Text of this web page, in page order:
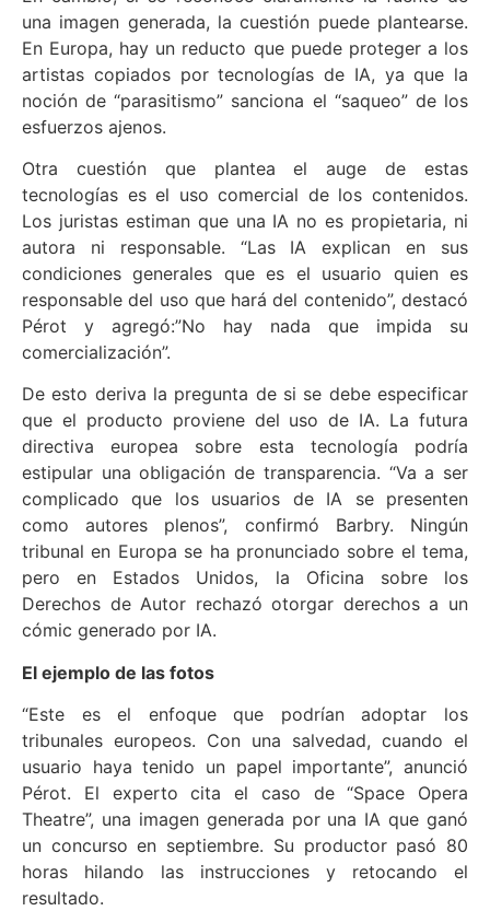
una imagen generada, la cuestión puede plantearse.
En Europa, hay un reducto que puede proteger a los
artistas copiados por tecnologías de IA, ya que la
noción de “parasitismo” sanciona el “saqueo” de los
esfuerzos ajenos.
Otra cuestión que plantea el auge de estas
tecnologías es el uso comercial de los contenidos.
Los juristas estiman que una IA no es propietaria, ni
autora ni responsable. “Las IA explican en sus
condiciones generales que es el usuario quien es
responsable del uso que hará del contenido”, destacó
Pérot y agregó:”No hay nada que impida su
comercialización”.
De esto deriva la pregunta de si se debe especificar
que el producto proviene del uso de IA. La futura
directiva europea sobre esta tecnología podría
estipular una obligación de transparencia. “Va a ser
complicado que los usuarios de IA se presenten
como autores plenos”, confirmó Barbry. Ningún
tribunal en Europa se ha pronunciado sobre el tema,
pero en Estados Unidos, la Oficina sobre los
Derechos de Autor rechazó otorgar derechos a un
cómic generado por IA.
El ejemplo de las fotos
“Este es el enfoque que podrían adoptar los
tribunales europeos. Con una salvedad, cuando el
usuario haya tenido un papel importante”, anunció
Pérot. El experto cita el caso de “Space Opera
Theatre”, una imagen generada por una IA que ganó
un concurso en septiembre. Su productor pasó 80
horas hilando las instrucciones y retocando el
resultado.